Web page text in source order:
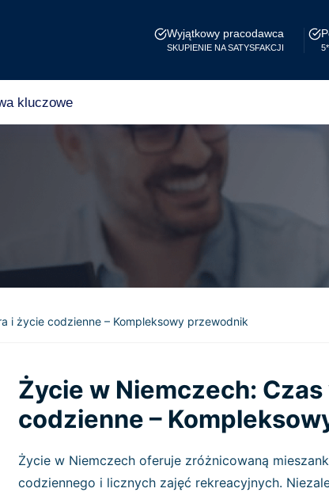
Wyjątkowy pracodawca
SKUPIENIE NA SATYSFAKCJI
kluczowe
i życie codzienne – Kompleksowy przewodnik
Życie w Niemczech:
codzienne –
Życie w Niemczech oferuje zróżnicowaną
codziennego i licznych zajęć rekreacyjnych.